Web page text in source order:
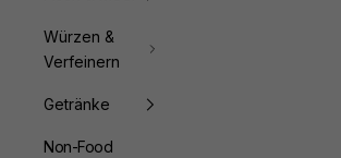
Würzen &
Verfeinern
Getränke
Non-Food